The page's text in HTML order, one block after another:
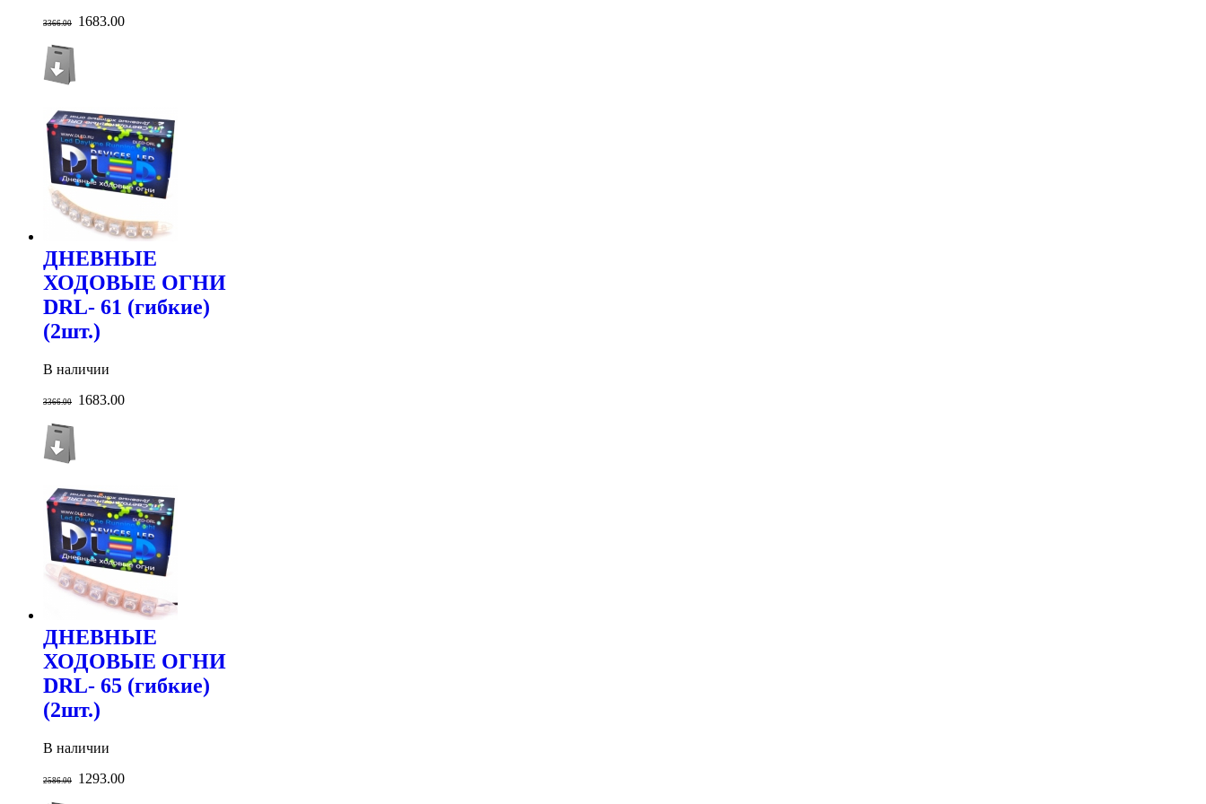
3366.00 1683.00
ДНЕВНЫЕ
ХОДОВЫЕ ОГНИ
DRL- 61 (гибкие)
(2шт.)
В наличии
3366.00 1683.00
ДНЕВНЫЕ
ХОДОВЫЕ ОГНИ
DRL- 65 (гибкие)
(2шт.)
В наличии
2586.00 1293.00